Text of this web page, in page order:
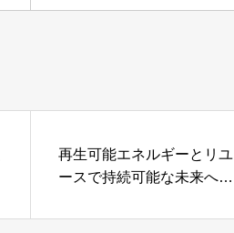
再生可能エネルギーとリユ
ースで持続可能な未来へ
器・中古PC」株式会社永